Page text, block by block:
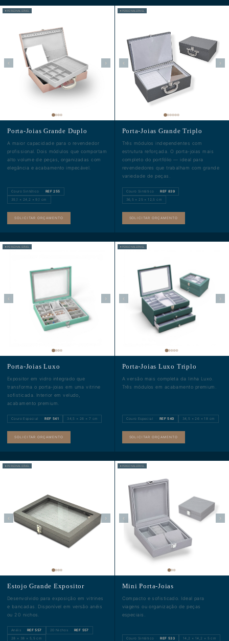
✦ PERSONALIZÁVEL
‹ ›
Porta-Joias Grande Duplo
A maior capacidade para o revendedor
profissional. Dois módulos que comportam
alto volume de peças, organizadas com
elegância e acabamento impecável.
Couro Sintético · REF 255
35,1 × 24,2 × 9,1 cm
SOLICITAR ORÇAMENTO
✦ PERSONALIZÁVEL
‹ ›
Porta-Joias Grande Triplo
Três módulos independentes com
estrutura reforçada. O porta-joias mais
completo do portfólio — ideal para
revendedores que trabalham com grande
variedade de peças.
Couro Sintético ·REF 839
36,5 × 25 × 12,5 cm
SOLICITAR ORÇAMENTO
✦ PERSONALIZÁVEL
‹ ›
Porta-Joias Luxo
Expositor em vidro integrado que
transforma o porta-joias em uma vitrine
sofisticada. Interior em veludo,
acabamento premium.
Couro Especial ·REF 541 34,5 × 26 × 7 cm
SOLICITAR ORÇAMENTO
✦ PERSONALIZÁVEL
‹ ›
Porta-Joias Luxo Triplo
A versão mais completa da linha Luxo.
Três módulos em acabamento premium.
Couro Especial · REF 540 34,5 × 26 × 18 cm
SOLICITAR ORÇAMENTO
✦ PERSONALIZÁVEL
‹ ›
Estojo Grande Expositor
Desenvolvido para exposição em vitrines
e bancadas. Disponível em versão anéis
ou 20 nichos.
Anéis · REF 557 20 Nichos ·REF 557
28 × 38 × 5,5 cm
✦ PERSONALIZÁVEL
‹ ›
Mini Porta-Joias
Compacto e sofisticado. Ideal para
viagens ou organização de peças
especiais.
Couro Sintético ·REF 533 14,2 × 14,2 × 5 cm